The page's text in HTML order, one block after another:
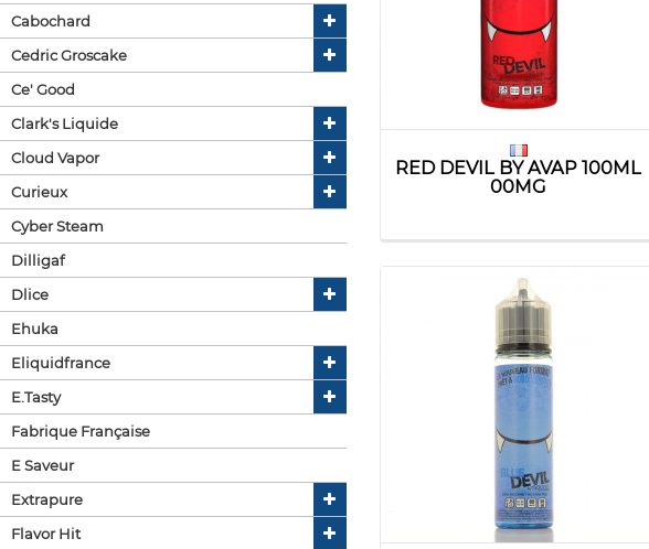
Cabochard
Cedric Groscake
Ce' Good
Clark's Liquide
Cloud Vapor
Curieux
Cyber Steam
Dilligaf
Dlice
Ehuka
Eliquidfrance
E.tasty
Fabrique Française
E Saveur
Extrapure
Flavor Hit
RED DEVIL BY AVAP 100ML
00MG